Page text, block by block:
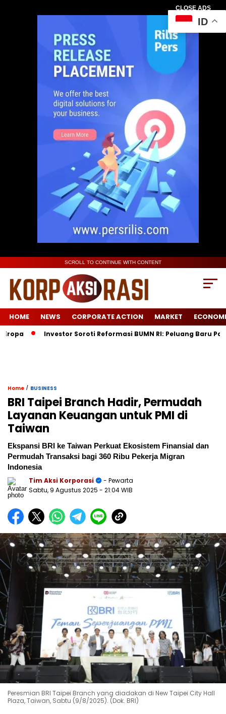
CLOSE ADS
SCROLL TO CONTINUE WITH CONTENT
HOME NEWS CORPORATE ACTION MARKET
Investor Soroti Reformasi BUMN RI: Peluang Baru Pasca
Home / BUSINESS
BRI Taipei Branch Hadir, Permudah
Layanan Keuangan untuk PMI di
Taiwan
Ekspansi BRI ke Taiwan Perkuat Ekosistem Finansial dan
Permudah Transaksi bagi 360 Ribu Pekerja Migran
Indonesia
Tim Aksi Korporasi
- Pewarta
Sabtu, 9 Agustus 2025 - 21:04 WIB
Peresmian BRI Taipei Branch yang diadakan di New Taipei City Hall
Plaza, Taiwan, Sabtu (9/8/2025). (Dok. BRI)
ID